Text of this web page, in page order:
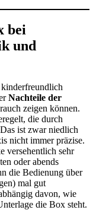
bei
und
Nachteile der
zeigen können.
die durch
ist zwar niedlich
nicht immer präzise.
versehentlich sehr
oder abends
die Bedienung über
mal gut
davon, wie
die Box steht.